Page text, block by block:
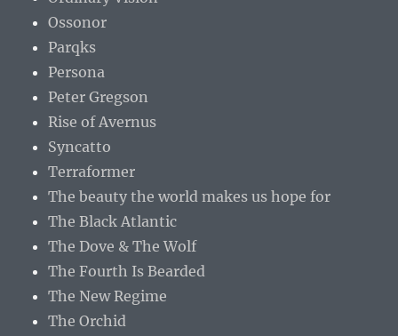
Ossonor
Parqks
Persona
Peter Gregson
Rise of Avernus
Syncatto
Terraformer
The beauty the world makes us hope for
The Black Atlantic
The Dove & The Wolf
The Fourth Is Bearded
The New Regime
The Orchid